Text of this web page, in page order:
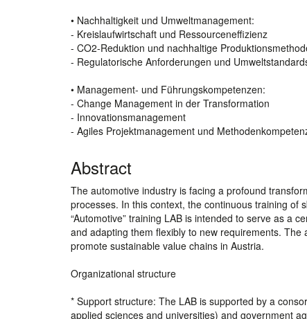
• Nachhaltigkeit und Umweltmanagement:
- Kreislaufwirtschaft und Ressourceneffizienz
- CO2-Reduktion und nachhaltige
- Regulatorische Anforderungen und
• Management- und Führungskompetenzen:
- Change Management in der Transformation
- Innovationsmanagement
- Agiles Projektmanagement und
Abstract
The automotive industry is facing a profound
processes. In this context, the continuous training of
“Automotive” training LAB is intended to serve as a
and adapting them flexibly to new requirements.
promote sustainable value chains in Austria.
Organizational structure
* Support structure: The LAB is supported by a
applied sciences and universities) and government